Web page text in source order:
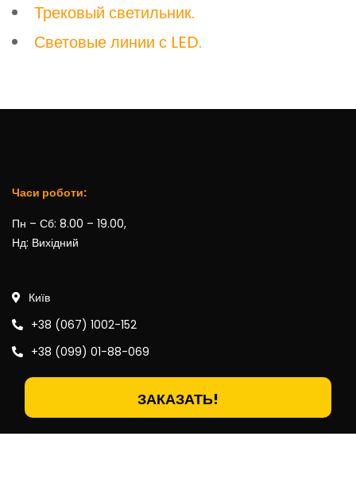
Трековый светильник.
Световые линии с LED.
Часи роботи:
Пн – Сб: 8.00 – 19.00,
Нд: Вихідний
Київ
+38 (067) 1002-152
+38 (099) 01-88-069
ЗАКАЗАТЬ!